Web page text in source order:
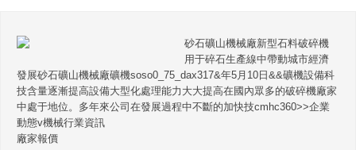
砂石礦山機械廠新型石料破碎機
用于碎石生產線中帶動城市經濟
發展砂石礦山機械廠礦機soso0_75_dax317&年5月10日&&礦機設備科
技含量逐漸提高設備大型化處理能力大大提高在國內眾多的破碎機廠家
中處于地位。多年來公司在發展過程中不斷的加快技cmhc360>>企業
動態v機械行業資訊
廠家報價